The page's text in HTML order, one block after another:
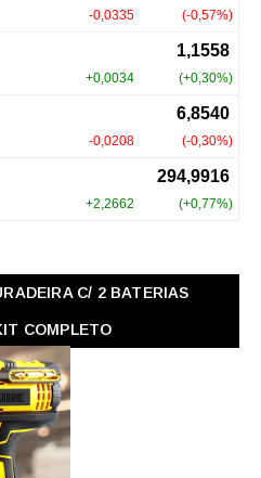
C/ 2 BATERIAS
COMPLETO